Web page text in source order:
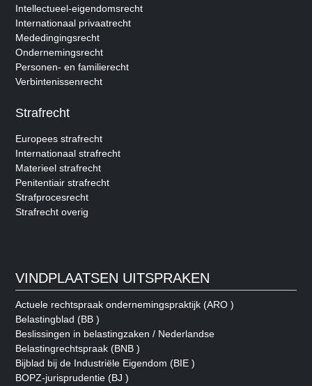
Intellectueel-eigendomsrecht
Internationaal privaatrecht
Mededingingsrecht
Ondernemingsrecht
Personen- en familierecht
Verbintenissenrecht
Strafrecht
Europees strafrecht
Internationaal strafrecht
Materieel strafrecht
Penitentiair strafrecht
Strafprocesrecht
Strafrecht overig
VINDPLAATSEN UITSPRAKEN
Actuele rechtspraak ondernemingspraktijk (ARO )
Belastingblad (BB )
Beslissingen in belastingzaken / Nederlandse
Belastingrechtspraak (BNB )
Bijblad bij de Industriële Eigendom (BIE )
BOPZ-jurisprudentie (BJ )